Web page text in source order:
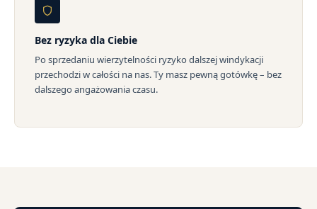
Bez ryzyka dla Ciebie
Po sprzedaniu wierzytelności ryzyko dalszej windykacji
przechodzi w całości na nas. Ty masz pewną gotówkę – bez
dalszego angażowania czasu.